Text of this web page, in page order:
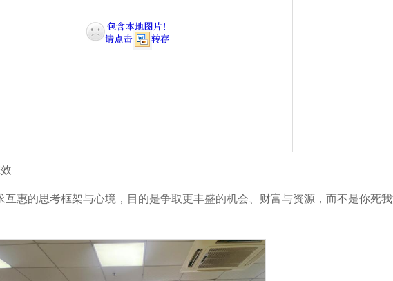
互惠的思考框架与心境，目的是争取更丰盛的机会、财富与资源，而不是你死